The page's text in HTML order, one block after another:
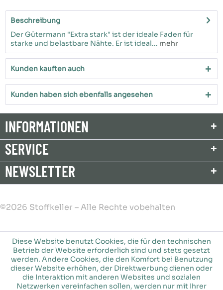
Beschreibung
Der Gütermann "Extra stark" ist der ideale Faden für
starke und belastbare Nähte. Er ist ideal... mehr
Kunden kauften auch
Kunden haben sich ebenfalls angesehen
INFORMATIONEN
SERVICE
NEWSLETTER
©2026 Stoffkeller – Alle Rechte vobehalten
Diese Website benutzt Cookies, die für den technischen
Betrieb der Website erforderlich sind und stets gesetzt
werden. Andere Cookies, die den Komfort bei Benutzung
dieser Website erhöhen, der Direktwerbung dienen oder
die Interaktion mit anderen Websites und sozialen
Netzwerken vereinfachen sollen, werden nur mit Ihrer